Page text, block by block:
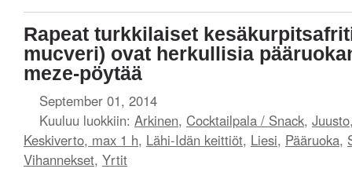
Rapeat turkkilaiset
mucveri) ovat herkullisia
meze-pöytää
September 01, 2014
Kuuluu luokkiin: Arkinen, Cocktailpala / Snack, Juusto
Keskiverto, max 1 h, Lähi-Idän keittiöt, Liesi, Pääruoka,
Vihannekset, Yrtit